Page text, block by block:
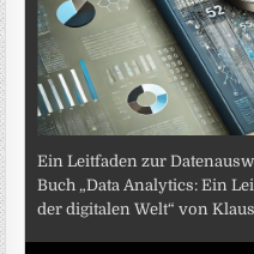
Ein Leitfaden zur
Buch „Data Analytics: Ein
der digitalen Welt“ von